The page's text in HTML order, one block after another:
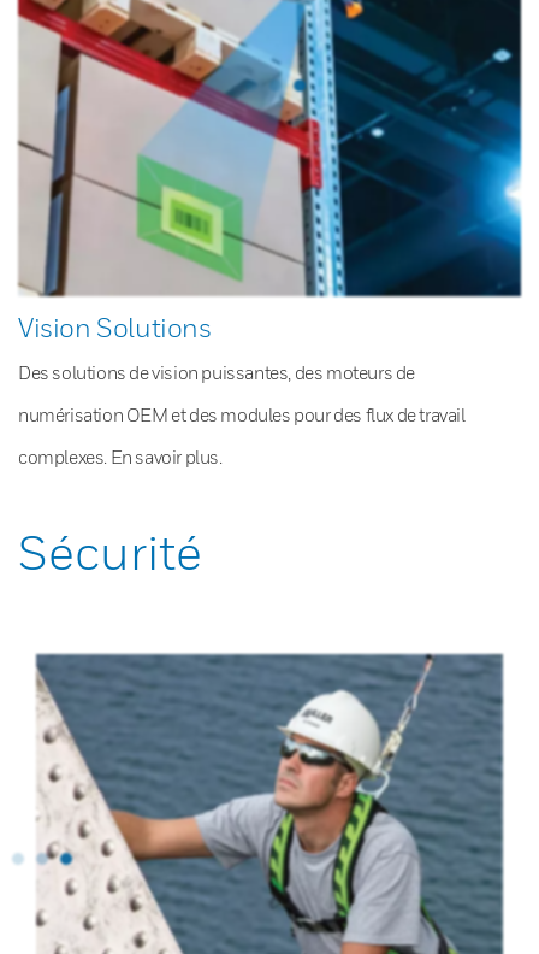
Vision Solutions
Des solutions de vision puissantes, des moteurs de
numérisation OEM et des modules pour des flux de travail
complexes. En savoir plus.
Sécurité